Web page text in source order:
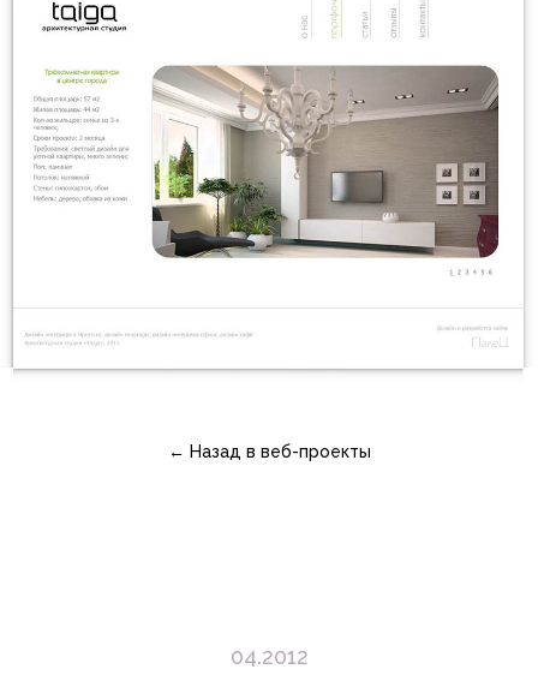
← Назад в веб-проекты
04.2012